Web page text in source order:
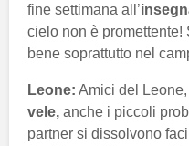
fine settimana all’
cielo non è
bene soprattutto nel
Leone: Amici del
vele, anche i piccoli
partner si dissolvono